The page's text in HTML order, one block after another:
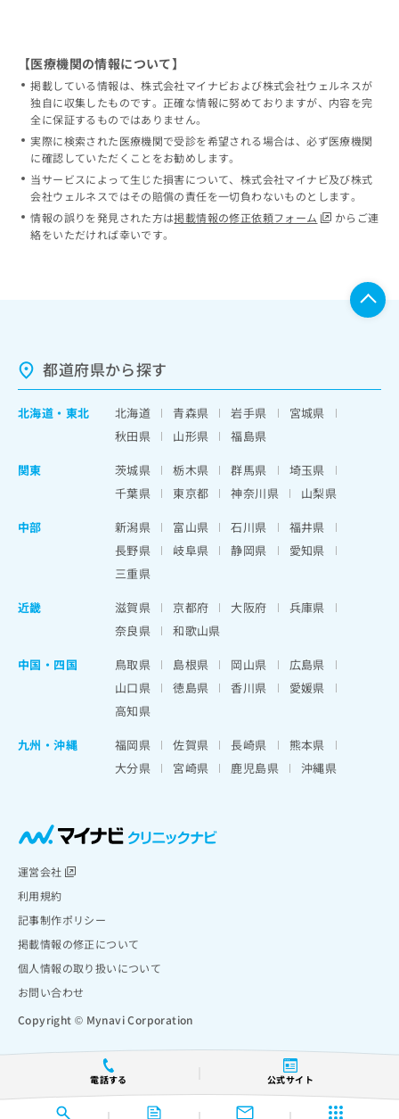
電話する 公式サイト
【医療機関の情報について】
掲載している情報は、株式会社マイナビおよび株式会社ウェルネスが
独自に収集したものです。正確な情報に努めておりますが、内容を完
全に保証するものではありません。
実際に検索された医療機関で受診を希望される場合は、必ず医療機関
に確認していただくことをお勧めします。
当サービスによって生じた損害について、株式会社マイナビ及び株式
会社ウェルネスではその賠償の責任を一切負わないものとします。
情報の誤りを発見された方は掲載情報の修正依頼フォーム
からご連
絡をいただければ幸いです。
都道府県から探す
北海道 ・ 東北 北海道 青森県 岩手県
宮城県
秋田県
山形県
福島県
関東
茨城県 栃木県 群馬県
埼玉県
千葉県
東京都 神奈川県
山梨県
中部
新潟県 富山県 石川県
福井県
長野県
岐阜県 静岡県
愛知県
三重県
近畿
滋賀県 京都府 大阪府
兵庫県
奈良県
和歌山県
中国・四国
鳥取県 島根県 岡山県
広島県
山口県
徳島県 香川県
愛媛県
高知県
九州・沖縄
福岡県 佐賀県 長崎県
熊本県
大分県
宮崎県 鹿児島県 沖縄県
運営会社
利用規約
記事制作ポリシー
掲載情報の修正について
個人情報の取り扱いについて
お問い合わせ
Copyright © Mynavi Corporation